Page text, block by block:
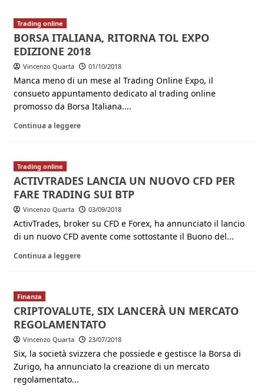
Trading online
BORSA ITALIANA, RITORNA TOL EXPO
EDIZIONE 2018
Vincenzo Quarta 01/10/2018
Manca meno di un mese al Trading Online Expo, il
consueto appuntamento dedicato al trading online
promosso da Borsa Italiana....
Continua a leggere
Trading online
ACTIVTRADES LANCIA UN NUOVO CFD PER
FARE TRADING SUI BTP
Vincenzo Quarta 03/09/2018
ActivTrades, broker su CFD e Forex, ha annunciato il lancio
di un nuovo CFD avente come sottostante il Buono del...
Continua a leggere
Finanza
CRIPTOVALUTE, SIX LANCERÀ UN MERCATO
REGOLAMENTATO
Vincenzo Quarta 23/07/2018
Six, la società svizzera che possiede e gestisce la Borsa di
Zurigo, ha annunciato la creazione di un mercato
regolamentato...